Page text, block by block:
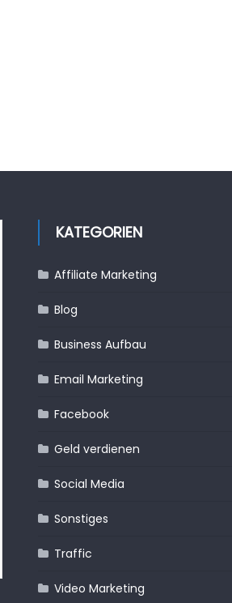
Business Aufbau
KATEGORIEN
Affiliate Marketing
Blog
Business Aufbau
Email Marketing
Facebook
Geld verdienen
Social Media
Sonstiges
Traffic
Video Marketing